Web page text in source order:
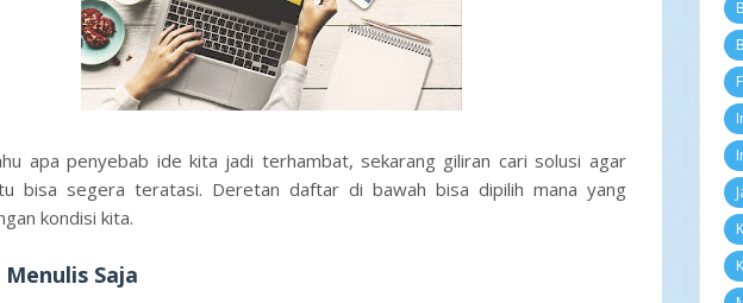
apa penyebab ide kita jadi terhambat, sekarang giliran cari solusi agar
bisa segera teratasi. Deretan daftar di bawah bisa dipilih mana yang
kondisi kita.
Saja